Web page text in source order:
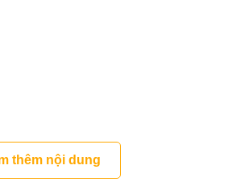
thêm nội dung